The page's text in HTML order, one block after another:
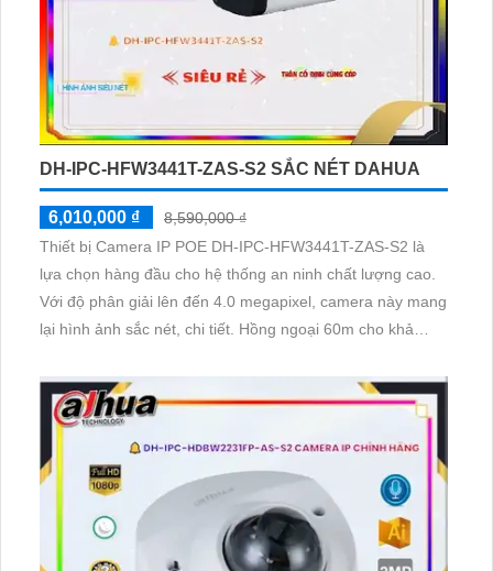
DH-IPC-HFW3441T-ZAS-S2 SẮC NÉT DAHUA
6,010,000 ₫
8,590,000 ₫
Thiết bị Camera IP POE DH-IPC-HFW3441T-ZAS-S2 là
lựa chọn hàng đầu cho hệ thống an ninh chất lượng cao.
Với độ phân giải lên đến 4.0 megapixel, camera này mang
lại hình ảnh sắc nét, chi tiết. Hồng ngoại 60m cho khả